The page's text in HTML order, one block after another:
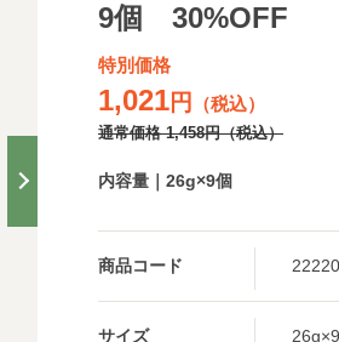
内容量｜26g×9個
9個 30%OFF
特別価格
1,021円 （税込）
通常価格1,458円（税込）
商品コード
サイズ